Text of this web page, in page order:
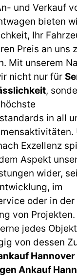
und Verkauf
bieten
Ihr
Preis an uns
Mit unserem
nicht nur für
,
in all
Exzellenz
Aspekt
wider,
im
oder in der
von
jedes
von dessen
Ankauf